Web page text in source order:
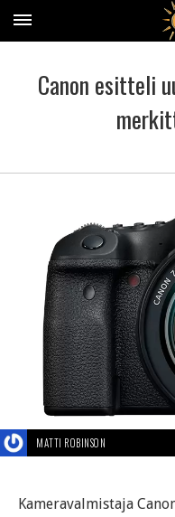
Canon esitteli
MATTI ROBINSON
Kameravalmistaja